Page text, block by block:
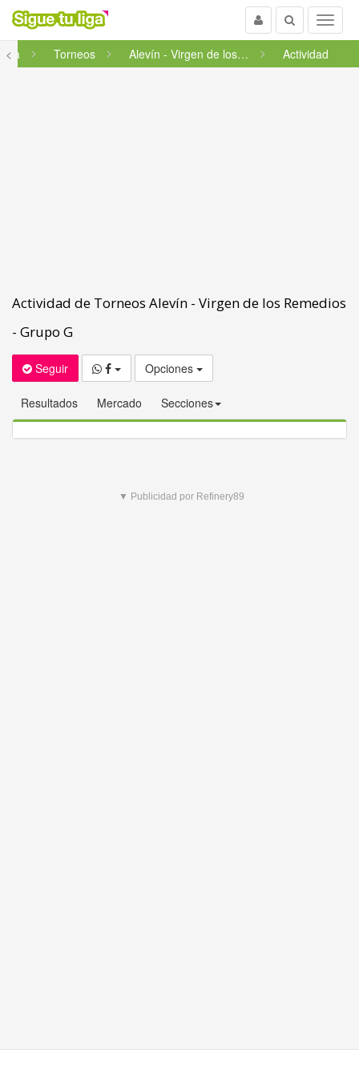
Menu
Buscar
Usuario
<
Torneos Alevín - Virgen de los Remedi... Actividad
Actividad de Torneos Alevín - Virgen de los Remedios
- Grupo G
Seguir Opciones
Resultados Mercado Secciones
▼ Publicidad por Refinery89